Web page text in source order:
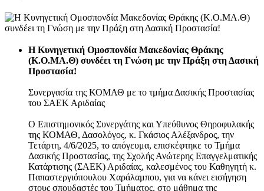
H Kυνηγετική Ομοσπονδία Μακεδονίας Θράκης
(Κ.Ο.ΜΑ.Θ) συνδέει τη Γνώση με την Πράξη στη Δασική
Προστασία!
Συνεργασία της ΚΟΜΑΘ με το τμήμα Δασικής Προστασίας
του ΣΑΕΚ Αριδαίας
Ο Επιστημονικός Συνεργάτης και Υπεύθυνος Θηροφυλακής
της ΚΟΜΑΘ, Δασολόγος, κ. Γκάσιος Αλέξανδρος, την
Τετάρτη, 4/6/2025, το απόγευμα, επισκέφτηκε το Τμήμα
Δασικής Προστασίας, της Σχολής Ανώτερης Επαγγελματικής
Κατάρτισης (ΣΑΕΚ) Αριδαίας, καλεσμένος του Καθηγητή κ.
Παπαστεργιόπουλου Χαράλαμπου, για να κάνει εισήγηση
στους σπουδαστές του Τμήματος, στο μάθημα της